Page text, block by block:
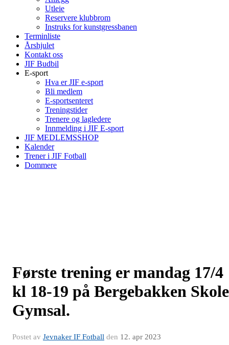
Utleie
Reservere klubbrom
Instruks for kunstgressbanen
Terminliste
Årshjulet
Kontakt oss
JIF Budbil
E-sport
Hva er JIF e-sport
Bli medlem
E-sportsenteret
Treningstider
Trenere og lagledere
Innmelding i JIF E-sport
JIF MEDLEMSSHOP
Kalender
Trener i JIF Fotball
Dommere
Første trening er mandag 17/4
kl 18-19 på Bergebakken Skole
Gymsal.
Postet av Jevnaker IF Fotball den 12. apr 2023